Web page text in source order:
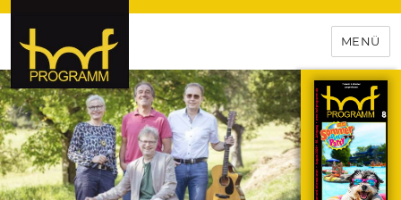
hof-programm – das
Veranstaltungsportal für
Hochfranken
MENÜ